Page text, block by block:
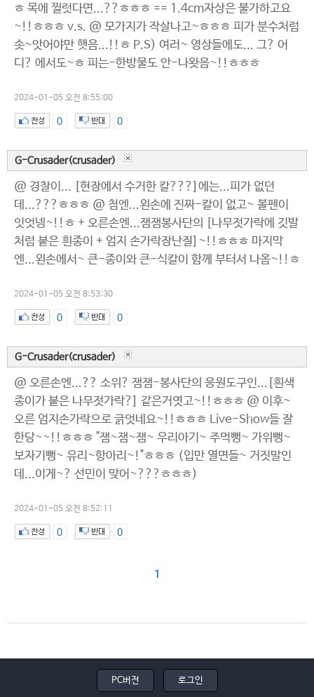
ㅎ 목에 찔럿다면...??ㅎㅎㅎ == 1.4cm자상은 불가하고요
~!!ㅎㅎㅎ v.s. @ 모가지가 작살나고~ㅎㅎㅎ 피가 분수처럼
솟~앗어야만 햇음...!!ㅎ P.S) 여러~ 영상들에도... 그? 어
디? 에서도~ㅎ 피는-한방물도 안-나왓음~!!ㅎㅎㅎ
2024-01-05 오전 8:55:00
0 0
G-Crusader(crusader)
@ 경찰이... [현장에서 수거한 칼???]에는...피가 없던
데...???ㅎㅎㅎ @ 첨엔...왼손에 진짜-칼이 없고~ 볼펜이
잇엇넹~!!ㅎ + 오른손엔...잼잼봉사단의 [나무젓가락에 깃발
처럼 붙은 흰종이 + 엄지 손가락장난질]~!!ㅎㅎㅎ 마지막
엔...왼손에서~ 큰-종이와 큰-식칼이 함께 부터서 나옴~!!ㅎ
2024-01-05 오전 8:53:30
0 0
G-Crusader(crusader)
@ 오른손엔...?? 소위? 잼잼-봉사단의 응원도구인...[흰색
종이가 붙은 나무젓가락?] 같은거엿고~!!ㅎㅎㅎ @ 이후~
오른 엄지손가락으로 긁엇네요~!!ㅎㅎㅎ Live-Show들 잘
한당~~!!ㅎㅎㅎ "잼~잼~잼~ 우리아기~ 주먹뻥~ 가위뻥~
보자기뻥~ 유리~항아리~!"ㅎㅎㅎ (입만 열면들~ 거짓말인
데...이게~? 선민이 맞어~???ㅎㅎㅎ)
2024-01-05 오전 8:52:11
0 0
1
PC버전 로그인